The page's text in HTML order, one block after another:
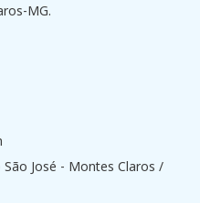
MG.
José - Montes Claros /